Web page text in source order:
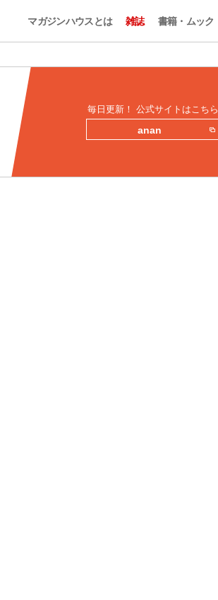
マガジンハウスとは 雑誌 書籍・ムック
毎日更新！ 公式サイトはこちら
anan